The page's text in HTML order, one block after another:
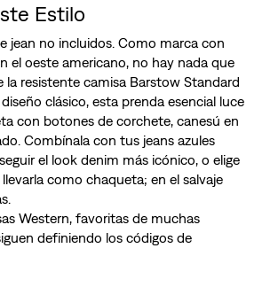
Estilo
jean no incluidos. Como marca con
el oeste americano, no hay nada que
la resistente camisa Barstow Standard
clásico, esta prenda esencial luce
con botones de corchete, canesú en
Combínala con tus jeans azules
el look denim más icónico, o elige
como chaqueta; en el salvaje
Western, favoritas de muchas
definiendo los códigos de